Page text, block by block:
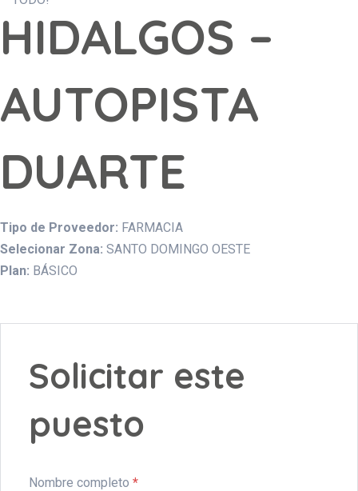
HIDALGOS –
AUTOPISTA
DUARTE
Tipo de Proveedor: FARMACIA
Selecionar Zona: SANTO DOMINGO OESTE
Plan: BÁSICO
Solicitar este
puesto
Nombre completo *